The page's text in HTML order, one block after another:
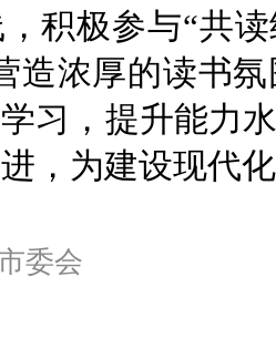
积极参与“共
造浓厚的读书
习，提升能力
，为建设现代
委会